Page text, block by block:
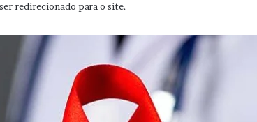
redirecionado para o site.